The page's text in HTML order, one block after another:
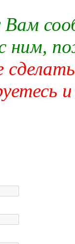
Вам
ним,